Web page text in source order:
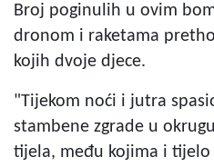
Broj poginulih u ovim
dronom i raketama
kojih dvoje djece.
"Tijekom noći i jutra
stambene zgrade u
tijela, među kojima i